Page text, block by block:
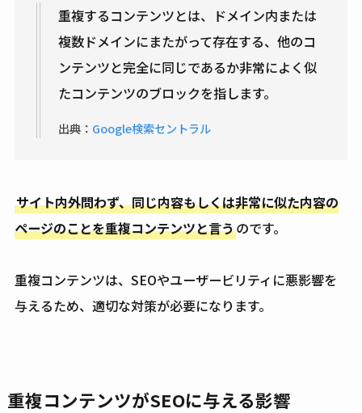
重複するコンテンツとは、ドメイン内または
複数ドメインにまたがって存在する、他のコ
ンテンツと完全に同じであるか非常によく似
たコンテンツのブロックを指します。
出典： Google検索セントラル
サイト内外問わず、同じ内容もしくは非常に似た内容の
ページのことを重複コンテンツと言うのです。
重複コンテンツは、SEOやユーザービリティに悪影響を
与えるため、適切な対策が必要になります。
重複コンテンツがSEOに与える影響